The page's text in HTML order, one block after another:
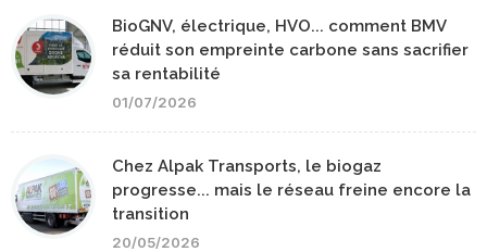
BioGNV, électrique, HVO... comment BMV
réduit son empreinte carbone sans sacrifier
sa rentabilité
01/07/2026
Chez Alpak Transports, le biogaz
progresse... mais le réseau freine encore la
transition
20/05/2026